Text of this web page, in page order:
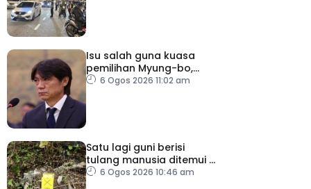
Isu salah guna kuasa
pemilihan Myung-bo,
polis gempur pejabat KFA
6 Ogos 2026 11:02 am
Satu lagi guni berisi
tulang manusia ditemui di
Behor Mali, disiasat
6 Ogos 2026 10:46 am